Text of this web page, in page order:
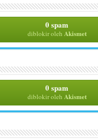
0 spam
diblokir oleh Akismet
0 spam
diblokir oleh Akismet